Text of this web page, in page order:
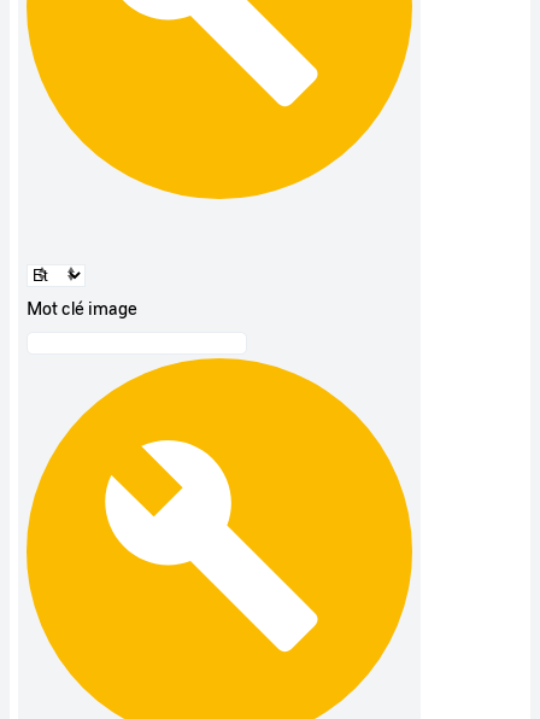
Mot clé image